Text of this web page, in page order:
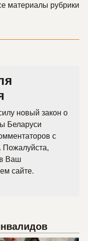
материалы рубрики
новый закон о
Беларуси
с
Пожалуйста,
в Ваш
сайте.